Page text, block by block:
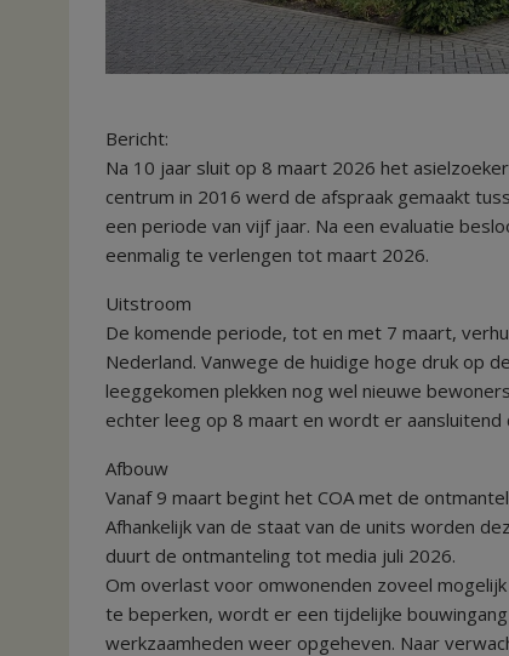
Bericht:
Na 10 jaar sluit op 8 maart 2026 het
centrum in 2016 werd de afspraak gemaakt
een periode van vijf jaar. Na een evaluatie
eenmalig te verlengen tot maart 2026.
Uitstroom
De komende periode, tot en met 7 maart,
Nederland. Vanwege de huidige hoge druk op
leeggekomen plekken nog wel nieuwe
echter leeg op 8 maart en wordt er
Afbouw
Vanaf 9 maart begint het COA met de
Afhankelijk van de staat van de units worden
duurt de ontmanteling tot media juli 2026.
Om overlast voor omwonenden zoveel
te beperken, wordt er een tijdelijke
werkzaamheden weer opgeheven. Naar